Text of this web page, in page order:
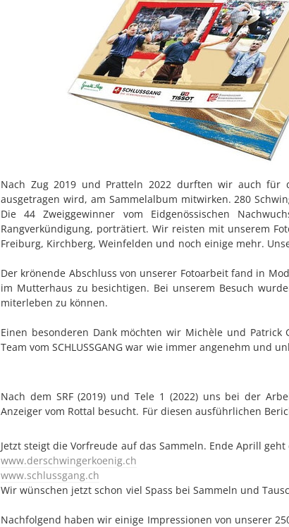
Nach Zug 2019 und Pratteln 2022 durften wir auch für
ausgetragen wird, am Sammelalbum mitwirken. 280
Die 44 Zweiggewinner vom Eidgenössischen
Rangverkündigung, porträtiert. Wir reisten mit unserem
Freiburg, Kirchberg, Weinfelden und noch einige mehr.
Der krönende Abschluss von unserer Fotoarbeit fand in
im Mutterhaus zu besichtigen. Bei unserem Besuch
miterleben zu können.
Einen besonderen Dank möchten wir Michèle und Patrick
Team vom SCHLUSSGANG war wie immer angenehm und
Nach dem SRF (2019) und Tele 1 (2022) uns bei der
Anzeiger vom Rottal besucht. Für diesen ausführlichen
Jetzt steigt die Vorfreude auf das Sammeln. Ende Aprill geht
www.derschwingerkoenig.ch
www.schlussgang.ch
Wir wünschen jetzt schon viel Spass bei Sammeln und
Nachfolgend haben wir einige Impressionen von unserer